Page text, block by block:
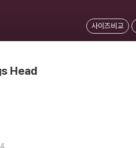
사이즈비교
Head